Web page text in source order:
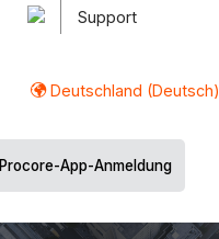
Support
Deutschland (Deutsch)
Procore-App-Anmeldung